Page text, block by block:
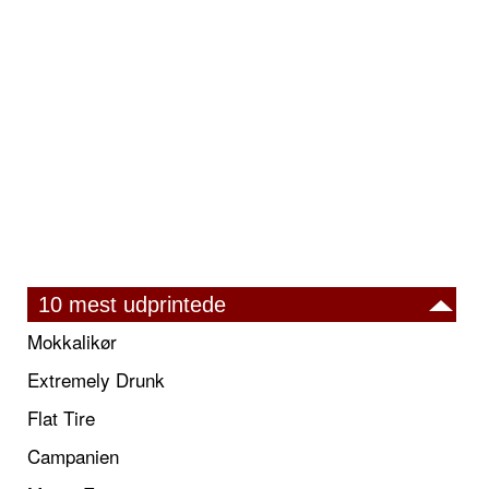
10 mest udprintede
Mokkalikør
Extremely Drunk
Flat Tire
Campanien